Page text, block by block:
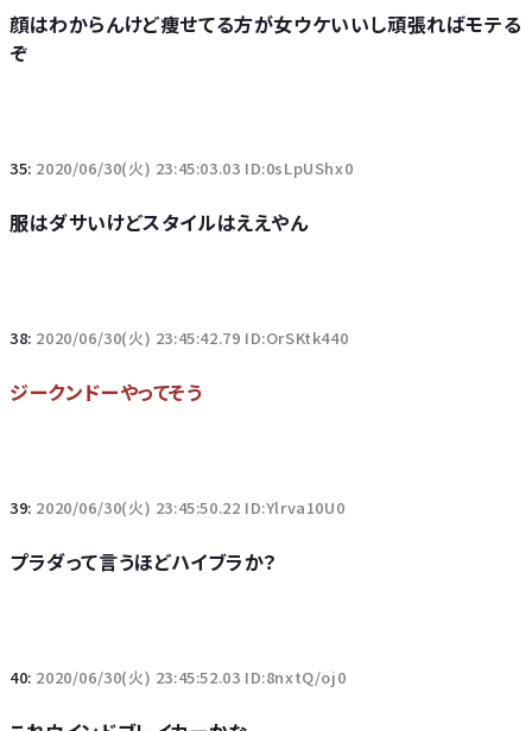
顔はわからんけど痩せてる方が女ウケいいし頑張ればモテる
ぞ
35: 2020/06/30(火) 23:45:03.03 ID:0sLpUShx0
服はダサいけどスタイルはええやん
38: 2020/06/30(火) 23:45:42.79 ID:OrSKtk440
ジークンドーやってそう
39: 2020/06/30(火) 23:45:50.22 ID:Ylrva10U0
プラダって言うほどハイブラか？
40: 2020/06/30(火) 23:45:52.03 ID:8nxtQ/oj0